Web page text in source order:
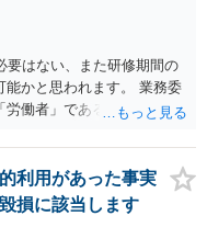
要はない、また研修期間の
能かと思われます。 業務委
労働者」であるとして労働
の指揮監督下において労
する対償を支払われる者で
認められるとされます。
合的に判断されるもので
円の違約金を予定する規
利用があった事実
損に該当します